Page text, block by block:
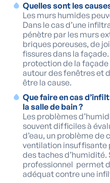
Quelles sont les
Les murs humides
Dans le cas d’une
pénètre par les murs
briques poreuses, de
fissures dans la
protection de la
autour des fenêtres et
être la cause.
Que faire en cas
la salle de bain ?
Les problèmes
souvent difficiles à
d’eau, un problème de
ventilation insuffisante
des taches d’humidité.
professionnel permet
adéquat contre une